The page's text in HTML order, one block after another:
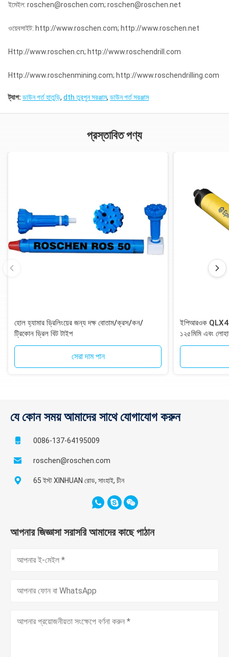
ইমেইল: roschen@roschen.com; roschen@roschen.net
ওয়েবসাইট: http://www.roschen.com; http://www.roschen.net
Http://www.roschen.cn; http://www.roschendrill.com
Http://www.roschenmining.com; http://www.roschendrilling.com
ট্যাগ: ডাউন গর্ত হাতুড়ি, dth তুরপুন সরঞ্জাম, ডাউন গর্ত সরঞ্জাম
প্রস্তাবিত পণ্য
হোল হ্যামার ড্রিলিংয়ের জন্য দক্ষ বোতাম/ক্রস/কন/
ট্রিকোন ড্রিল বিট টাইপ
সেরা দাম পান
ইপিআরওক
১২৫মিমি এবং
১২-স্প্লাইন
যে কোন সময় আমাদের সাথে যোগাযোগ করুন
0086-137-64195009
roschen@roschen.com
65 ইস্ট XINHUAN রোড, সাংহাই, চীন
আপনার জিজ্ঞাসা সরাসরি আমাদের কাছে পাঠান